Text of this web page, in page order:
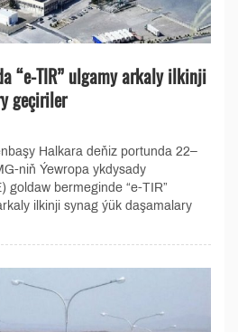
“e-TIR” ulgamy arkaly ilkinji
geçiriler
Halkara deňiz portunda 22–
niň Ýewropa ykdysady
goldaw bermeginde “e-TIR”
ilkinji synag ýük daşamalary